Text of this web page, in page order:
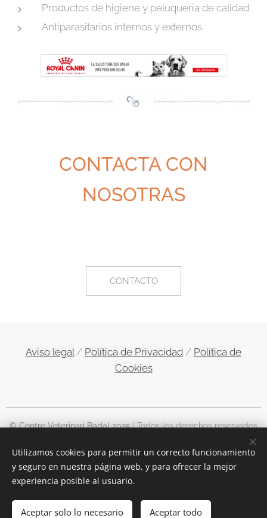
Productos de higiene y peluquería de calidad.
Antiparasitarios internos y externos.
CONTACTA CON
NOSOTRAS
CONTACTO
Aviso legal/ Política de Privacidad / Política de
Cookies
© Centre Veterinari Badal 2025| Todos los derechos reservados
| cvbadal@gmail.com
Cookies
Idiomas
Utilizamos cookies para permitir un correcto funcionamiento
y seguro en nuestra página web, y para ofrecer la mejor
experiencia posible al usuario.
Aceptar solo lo necesario Aceptar todo